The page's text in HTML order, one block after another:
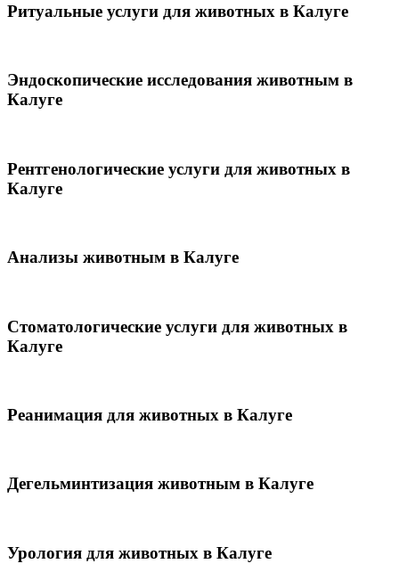
Ритуальные услуги для животных в Калуге
Эндоскопические исследования животным в
Калуге
Рентгенологические услуги для животных в
Калуге
Анализы животным в Калуге
Стоматологические услуги для животных в
Калуге
Реанимация для животных в Калуге
Дегельминтизация животным в Калуге
Урология для животных в Калуге